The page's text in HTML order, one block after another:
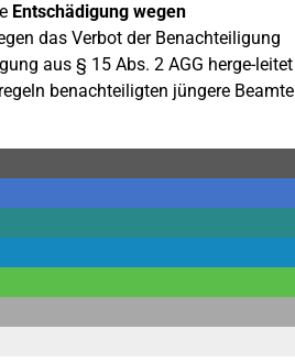
Entschädigung wegen
das Verbot der Benachteiligung
aus § 15 Abs. 2 AGG herge-leitet
benachteiligten jüngere Beamte